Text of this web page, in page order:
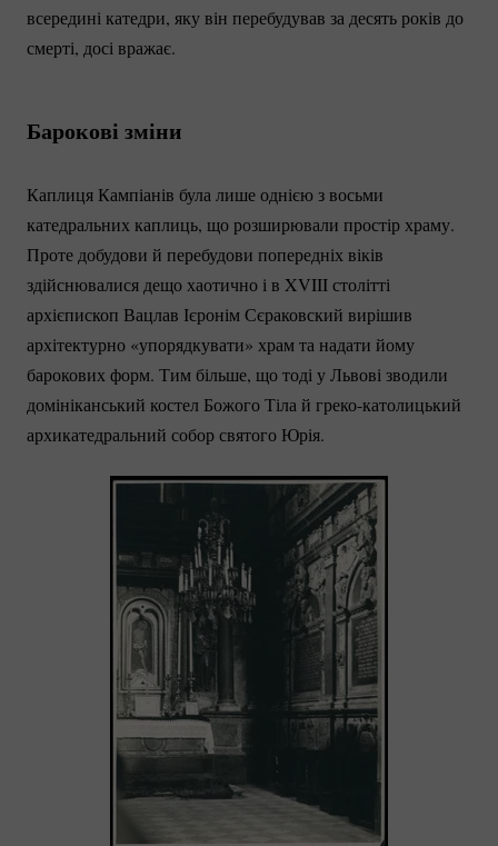
всередині катедри, яку він перебудував за десять років до
смерті, досі вражає.
Барокові зміни
Каплиця Кампіанів була лише однією з восьми
катедральних каплиць, що розширювали простір храму.
Проте добудови й перебудови попередніх віків
здійснювалися дещо хаотично і в XVIII столітті
архієпископ Вацлав Ієронім Сєраковский вирішив
архітектурно «упорядкувати» храм та надати йому
барокових форм. Тим більше, що тоді у Львові зводили
домініканський костел Божого Тіла й греко-католицький
архикатедральний собор святого Юрія.